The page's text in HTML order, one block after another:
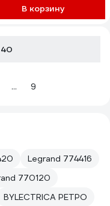
В корзину
... 9
Legrand 774416
770120
BYLECTRICA РЕТРО